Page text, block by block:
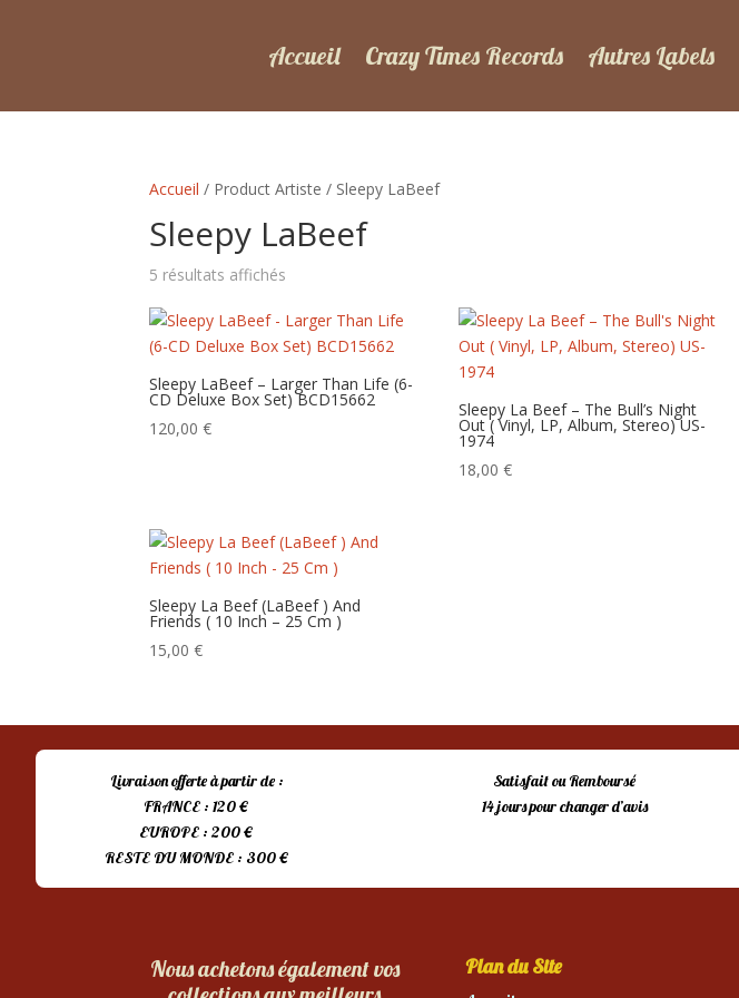
Accueil Crazy Times Records Autres Labels
Accueil / Product Artiste / Sleepy LaBeef
Sleepy LaBeef
5 résultats affichés
plus
récent
au
plus
Sleepy LaBeef – Larger Than Life (6-
CD Deluxe Box Set) BCD15662
120,00€
Sleepy La Beef – The Bull’s Night
Out ( Vinyl, LP, Album, Stereo) US-
1974
18,00€
Sleepy La Beef (LaBeef ) And
Friends ( 10 Inch – 25 Cm )
15,00€
Livraison offerte à partir de :
FRANCE : 120 €
EUROPE : 200 €
RESTE DU MONDE : 300 €
Satisfait ou Remboursé
14 jours pour changer d’avis
Nous achetons également vos
Plan du Site